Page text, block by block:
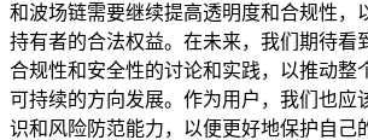
和波场链需要继续提高透明度和合规性，
持有者的合法权益。在未来，我们期待看
合规性和安全性的讨论和实践，以推动整
可持续的方向发展。作为用户，我们也应
识和风险防范能力，以便更好地保护自己